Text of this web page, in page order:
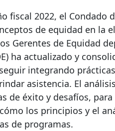
fiscal 2022, el
de equidad en la
Gerentes de Equidad
ha actualizado y
integrando
asistencia. El
de éxito y desafíos,
los principios y el
de programas.